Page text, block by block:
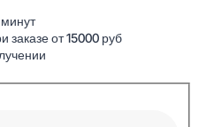
заказе от 15000 руб